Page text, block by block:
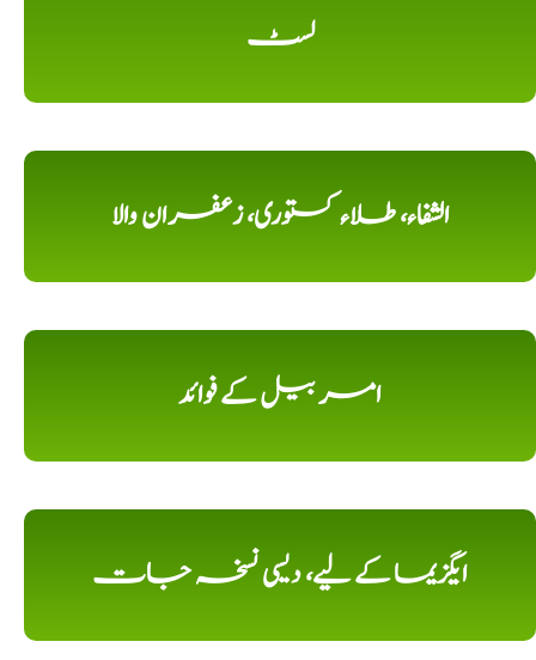
لسٹ
الشفاء، طلاء کستوری، زعفران والا
امر بیل کے فوائد
ایگزیما کے لیے، دیسی نسخہ جات